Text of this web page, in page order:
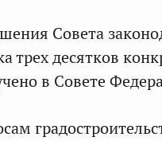
Совета
трех десятков
в Совете